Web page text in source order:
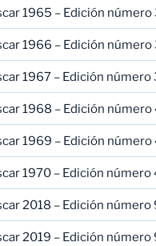
1965 – Edición número
1966 – Edición número
1967 – Edición número
1968 – Edición número
1969 – Edición número
1970 – Edición número
2018 – Edición número
2019 – Edición número